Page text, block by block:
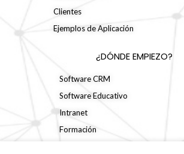
Clientes
Ejemplos de Aplicación
¿DÓNDE EMPIEZO?
Software CRM
Software Educativo
Intranet
Formación